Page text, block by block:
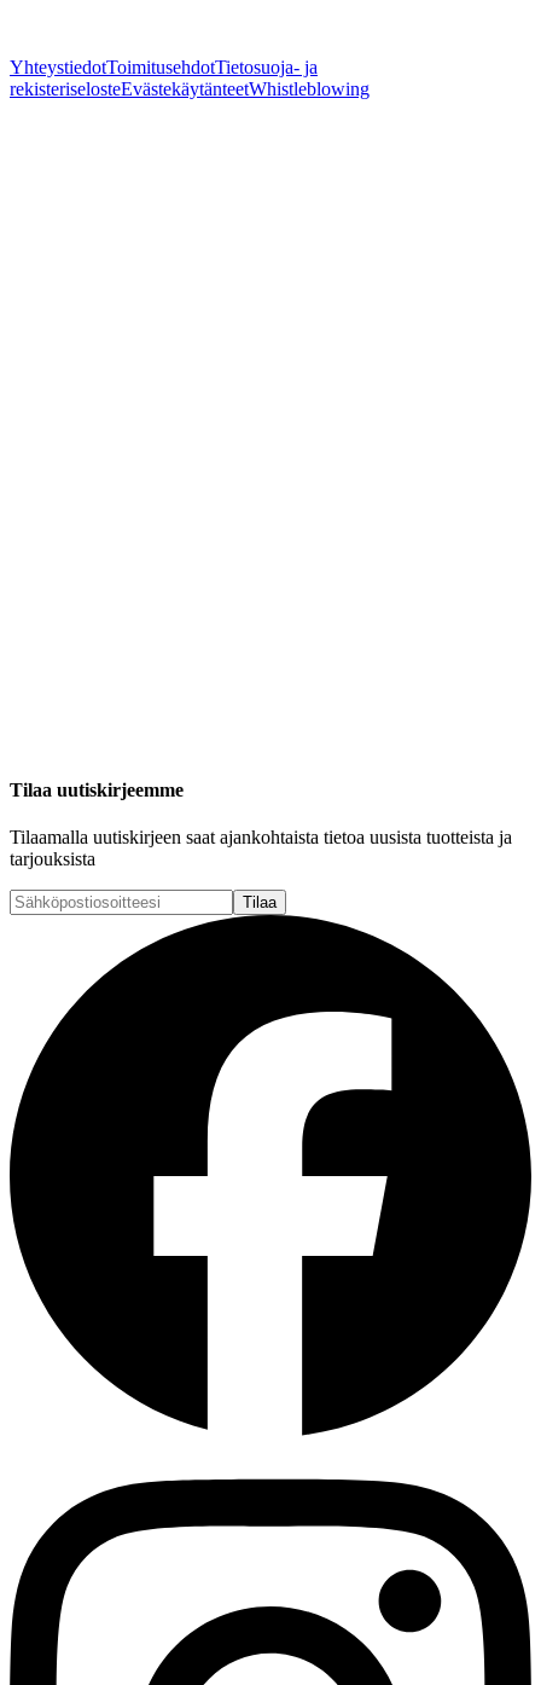
YhteystiedotToimitusehdotTietosuoja- ja
rekisteriselosteEvästekäytänteetWhistleblowing
Tilaa uutiskirjeemme
Tilaamalla uutiskirjeen saat ajankohtaista tietoa uusista tuotteista ja
tarjouksista
Tilaa